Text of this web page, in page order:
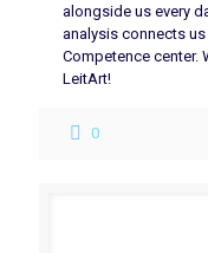
alongside us every
analysis connects
Competence center.
LeitArt!
0